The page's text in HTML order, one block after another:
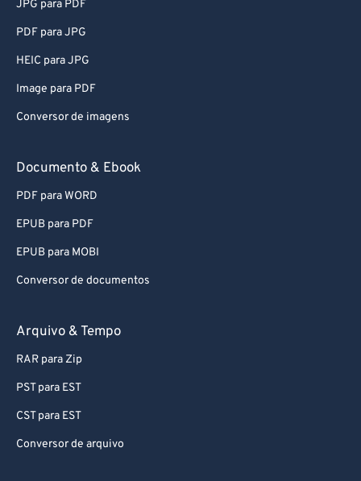
JPG para PDF
PDF para JPG
HEIC para JPG
Image para PDF
Conversor de imagens
Documento & Ebook
PDF para WORD
EPUB para PDF
EPUB para MOBI
Conversor de documentos
Arquivo & Tempo
RAR para Zip
PST para EST
CST para EST
Conversor de arquivo